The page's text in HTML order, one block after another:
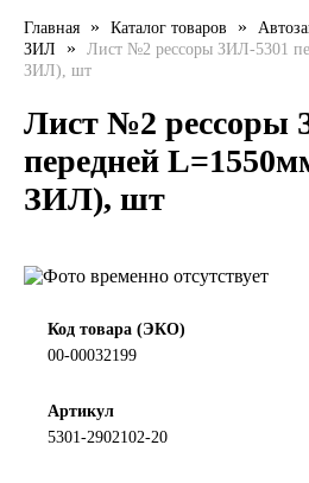
LIQUI MOLY
MOBIL
MOTUL
OIL RIGHT
REPSOL
Главная » Каталог товаров »
ЗИЛ
»
Лист №2 рессоры ЗИЛ-5301
ЗИЛ), шт
Лист №2 рессоры
передней
ЗИЛ), шт
Код товара (ЭКО)
00-00032199
Артикул
5301-2902102-20